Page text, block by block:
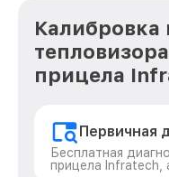
Калибровка
прицела
Первичная
Бесплатная
прицела Infratech,